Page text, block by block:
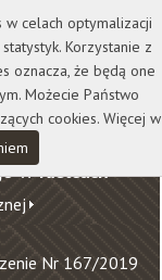
w Kielcach
Nr 167/2019
w celach optymalizacji
Korzystanie z
oznacza, że będą one
Możecie Państwo
cookies. Więcej w